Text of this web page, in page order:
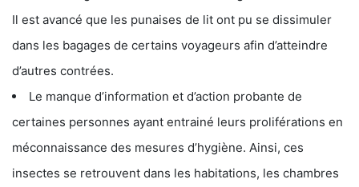
Il est avancé que les punaises de lit ont pu se dissimuler
dans les bagages de certains voyageurs afin d’atteindre
d’autres contrées.
Le manque d’information et d’action probante de
certaines personnes ayant entrainé leurs proliférations en
méconnaissance des mesures d’hygiène. Ainsi, ces
insectes se retrouvent dans les habitations, les chambres